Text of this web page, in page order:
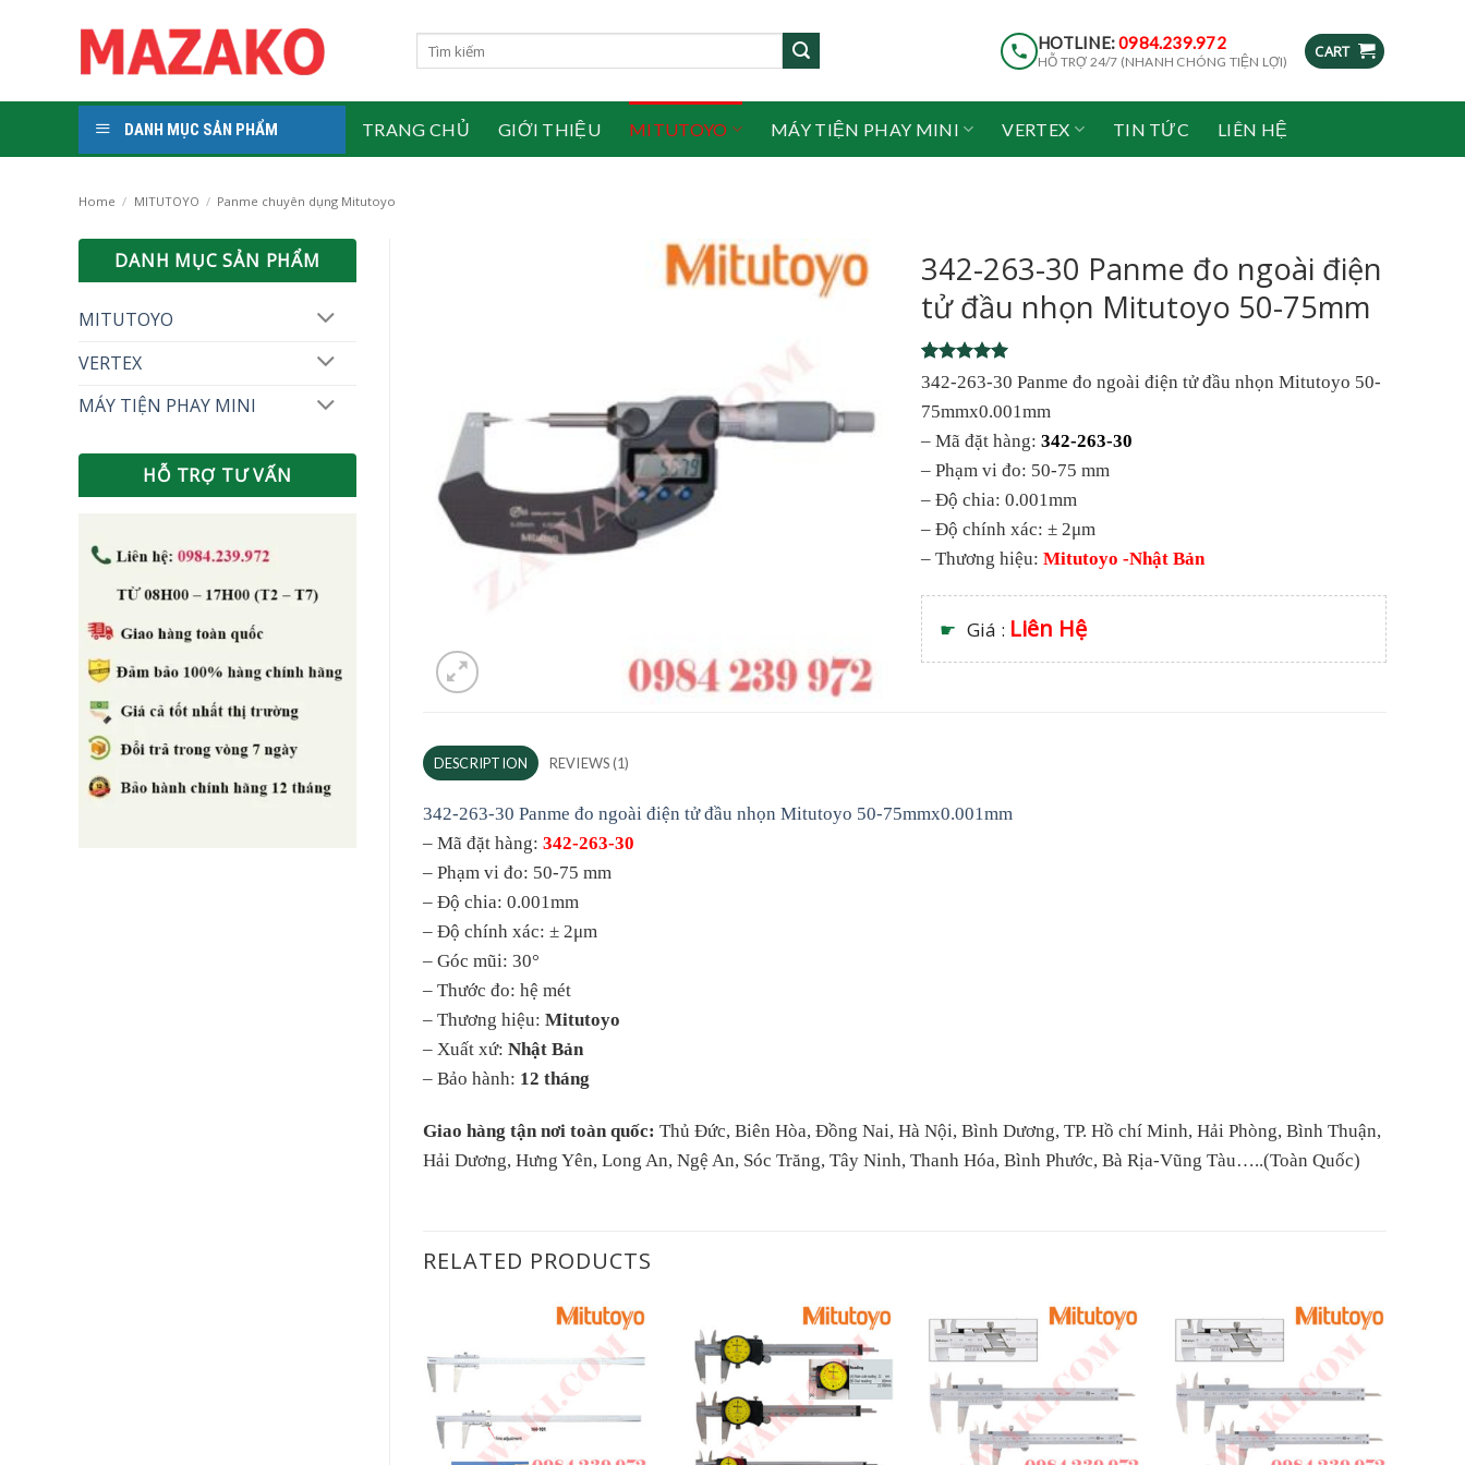
Search
for:
HOTLINE:0984.239.972
HỖ TRỢ 24/7 (NHANH CHÓNG TIỆN LỢI)
CART
DANH MỤC SẢN PHẨM TRANG CHỦ GIỚI THIỆU MITUTOYO MÁY TIỆN PHAY MINI VERTEX TIN TỨC LIÊN HỆ
Home / MITUTOYO / Panme chuyên dụng Mitutoyo
DANH MỤC SẢN PHẨM
MITUTOYO
VERTEX
MÁY TIỆN PHAY MINI
HỖ TRỢ TƯ VẤN
342-263-30 Panme đo ngoài điện
tử đầu nhọn Mitutoyo 50-75mm
Rated5
out of 5
based on
1
rating
342-263-30 Panme đo ngoài điện tử đầu nhọn Mitutoyo 50-
75mmx0.001mm
– Mã đặt hàng: 342-263-30
– Phạm vi đo: 50-75 mm
– Độ chia: 0.001mm
– Độ chính xác: ± 2μm
– Thương hiệu: Mitutoyo -Nhật Bản
☛ Giá : Liên Hệ
DESCRIPTION REVIEWS (1)
342-263-30 Panme đo ngoài điện tử đầu nhọn Mitutoyo 50-75mmx0.001mm
– Mã đặt hàng: 342-263-30
– Phạm vi đo: 50-75 mm
– Độ chia: 0.001mm
– Độ chính xác: ± 2μm
– Góc mũi: 30°
– Thước đo: hệ mét
– Thương hiệu: Mitutoyo
– Xuất xứ: Nhật Bản
– Bảo hành: 12 tháng
Giao hàng tận nơi toàn quốc: Thủ Đức, Biên Hòa, Đồng Nai, Hà Nội, Bình Dương, TP. Hồ chí Minh, Hải Phòng, Bình Thuận,
Hải Dương, Hưng Yên, Long An, Ngệ An, Sóc Trăng, Tây Ninh, Thanh Hóa, Bình Phước, Bà Rịa-Vũng Tàu…..(Toàn Quốc)
RELATED PRODUCTS